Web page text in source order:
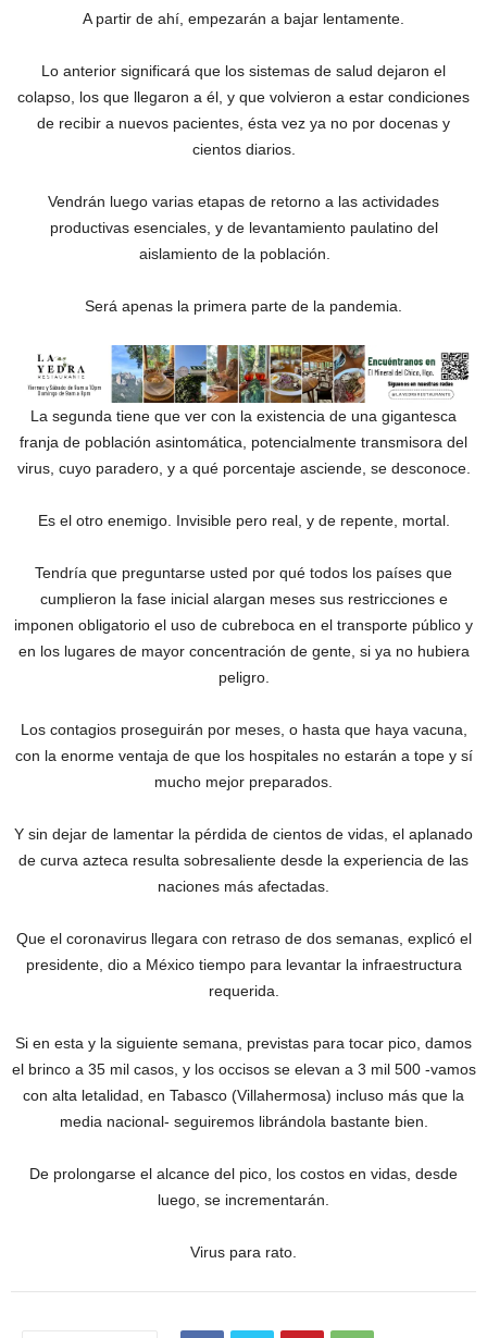
A partir de ahí, empezarán a bajar lentamente.
Lo anterior significará que los sistemas de salud dejaron el
colapso, los que llegaron a él, y que volvieron a estar condiciones
de recibir a nuevos pacientes, ésta vez ya no por docenas y
cientos diarios.
Vendrán luego varias etapas de retorno a las actividades
productivas esenciales, y de levantamiento paulatino del
aislamiento de la población.
Será apenas la primera parte de la pandemia.
La segunda tiene que ver con la existencia de una gigantesca
franja de población asintomática, potencialmente transmisora del
virus, cuyo paradero, y a qué porcentaje asciende, se desconoce.
Es el otro enemigo. Invisible pero real, y de repente, mortal.
Tendría que preguntarse usted por qué todos los países que
cumplieron la fase inicial alargan meses sus restricciones e
imponen obligatorio el uso de cubreboca en el transporte público y
en los lugares de mayor concentración de gente, si ya no hubiera
peligro.
Los contagios proseguirán por meses, o hasta que haya vacuna,
con la enorme ventaja de que los hospitales no estarán a tope y sí
mucho mejor preparados.
Y sin dejar de lamentar la pérdida de cientos de vidas, el aplanado
de curva azteca resulta sobresaliente desde la experiencia de las
naciones más afectadas.
Que el coronavirus llegara con retraso de dos semanas, explicó el
presidente, dio a México tiempo para levantar la infraestructura
requerida.
Si en esta y la siguiente semana, previstas para tocar pico, damos
el brinco a 35 mil casos, y los occisos se elevan a 3 mil 500 -vamos
con alta letalidad, en Tabasco (Villahermosa) incluso más que la
media nacional- seguiremos librándola bastante bien.
De prolongarse el alcance del pico, los costos en vidas, desde
luego, se incrementarán.
Virus para rato.